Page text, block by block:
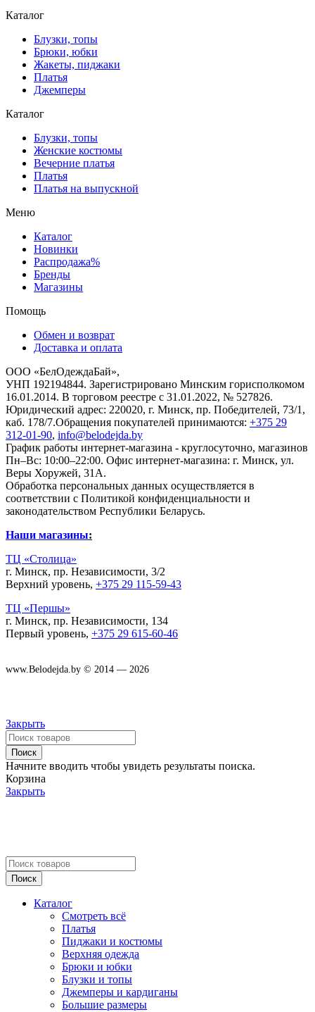
Каталог
Блузки, топы
Брюки, юбки
Жакеты, пиджаки
Платья
Джемперы
Каталог
Блузки, топы
Женские костюмы
Вечерние платья
Платья
Платья на выпускной
Меню
Каталог
Новинки
Распродажа%
Бренды
Магазины
Помощь
Обмен и возврат
Доставка и оплата
ООО «БелОдеждаБай»,
УНП 192194844. Зарегистрировано Минским горисполкомом
16.01.2014. В торговом реестре с 31.01.2022, № 527826.
Юридический адрес: 220020, г. Минск, пр. Победителей, 73/1,
каб. 178/7.Обращения покупателей принимаются: +375 29
312-01-90, info@belodejda.by
График работы интернет-магазина - круглосуточно, магазинов
Пн–Вс: 10:00–22:00. Офис интернет-магазина: г. Минск, ул.
Веры Хоружей, 31А.
Обработка персональных данных осуществляется в
соответствии с Политикой конфиденциальности и
законодательством Республики Беларусь.
Наши магазины:
ТЦ «Столица»
г. Минск, пр. Независимости, 3/2
Верхний уровень, +375 29 115-59-43
ТЦ «Першы»
г. Минск, пр. Независимости, 134
Первый уровень, +375 29 615-60-46
www.Belodejda.by © 2014 — 2026
Закрыть
Поиск
Начните вводить чтобы увидеть результаты поиска.
Корзина
Закрыть
Поиск
Каталог
Смотреть всё
Платья
Пиджаки и костюмы
Верхняя одежда
Брюки и юбки
Блузки и топы
Джемперы и кардиганы
Большие размеры